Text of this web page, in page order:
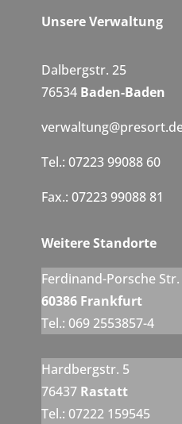
Unsere Verwaltung
Dalbergstr. 25
76534 Baden-Baden
Tel.: 07223 99088 60
Fax.: 07223 99088 81
Weitere Standorte
Ferdinand-Porsche Str.
60386 Frankfurt
Tel.: 069 2553857-4
Hardbergstr. 5
76437 Rastatt
Tel.: 07222 159545